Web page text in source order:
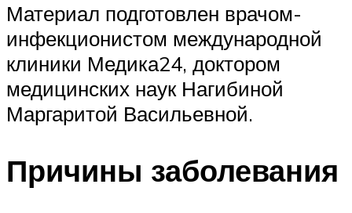
Материал подготовлен врачом-
инфекционистом международной
клиники Медика24, доктором
медицинских наук Нагибиной
Маргаритой Васильевной.
Причины заболевания